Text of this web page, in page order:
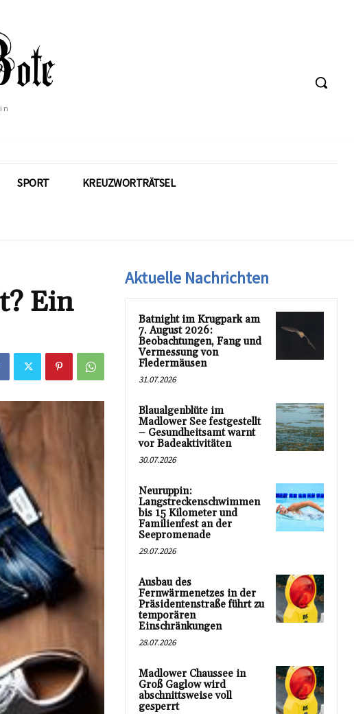
SPORT KREUZWORTRÄTSEL
Ein
Aktuelle Nachrichten
Batnight im Krugpark am
7. August 2026:
Beobachtungen, Fang und
Vermessung von
Fledermäusen
31.07.2026
Blaualgenblüte im
Madlower See festgestellt
– Gesundheitsamt warnt
vor Badeaktivitäten
30.07.2026
Neuruppin:
Langstreckenschwimmen
bis 15 Kilometer und
Familienfest an der
Seepromenade
29.07.2026
Ausbau des
Fernwärmenetzes in der
Präsidentenstraße führt zu
temporären
Einschränkungen
28.07.2026
Madlower Chaussee in
Groß Gaglow wird
abschnittsweise voll
gesperrt